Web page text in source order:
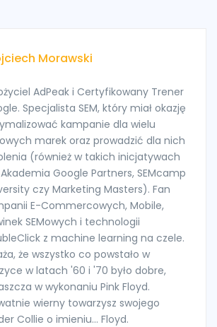
Morawski
AdPeak i Certyfikowany Trener
Specjalista SEM, który miał okazję
kampanie dla wielu
marek oraz prowadzić dla nich
(również w takich inicjatywach
Google Partners, SEMcamp
czy Marketing Masters). Fan
E-Commercowych, Mobile,
SEMowych i technologii
z machine learning na czele.
że wszystko co powstało w
w latach '60 i '70 było dobre,
w wykonaniu Pink Floyd.
wierny towarzysz swojego
Collie o imieniu... Floyd.